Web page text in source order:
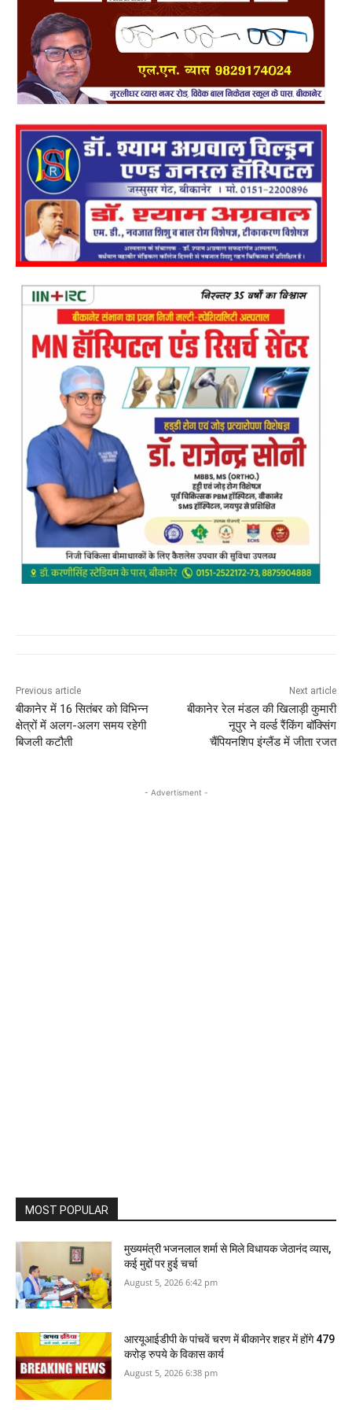
Previous article
बीकानेर में 16 सितंबर को विभिन्‍न
क्षेत्रों में अलग-अलग समय रहेगी
बिजली कटौती
Next article
बीकानेर रेल मंडल की खिलाड़ी कुमारी
नूपुर ने वर्ल्ड रैंकिंग बॉक्सिंग
चैंपियनशिप इंग्लैंड में जीता रजत
- Advertisment -
MOST POPULAR
मुख्यमंत्री भजनलाल शर्मा से मिले विधायक जेठानंद व्यास,
कई मुद्दों पर हुई चर्चा
August 5, 2026 6:42 pm
आरयूआईडीपी के पांचवें चरण में बीकानेर शहर में होंगे 479
करोड़ रुपये के विकास कार्य
August 5, 2026 6:38 pm